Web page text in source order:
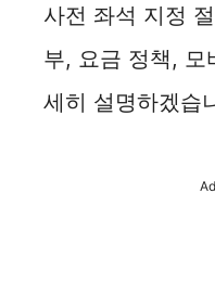
사전 좌석 지정
부, 요금 정책, 모
세히 설명하겠습